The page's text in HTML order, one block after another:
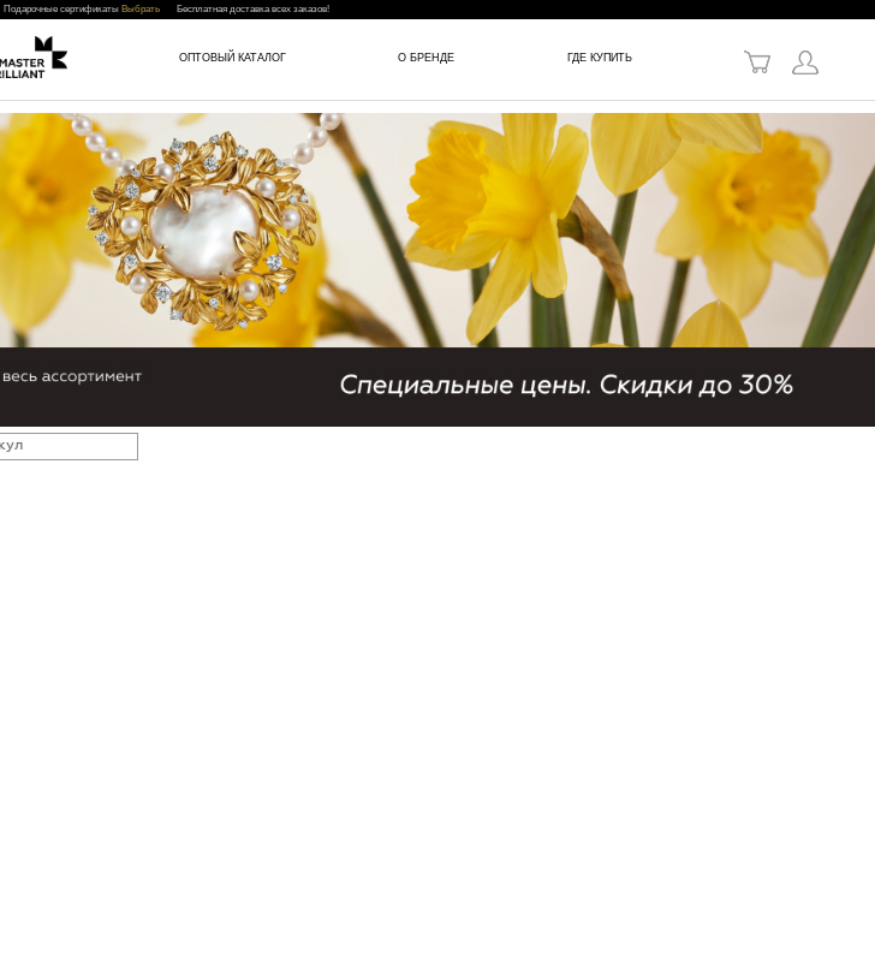
сертификаты ВыбратьБесплатная доставка всех заказов!
ОПТОВЫЙ КАТАЛОГ О БРЕНДЕ ГДЕ КУПИТЬ